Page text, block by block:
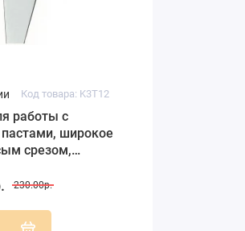
Код товара: K3T12
работы с
широкое
срезом,
230.00р.